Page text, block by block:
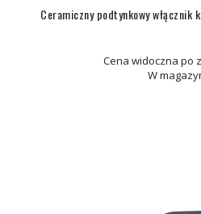
Ceramiczny podtynkowy włącznik
Cena widoczna po
W